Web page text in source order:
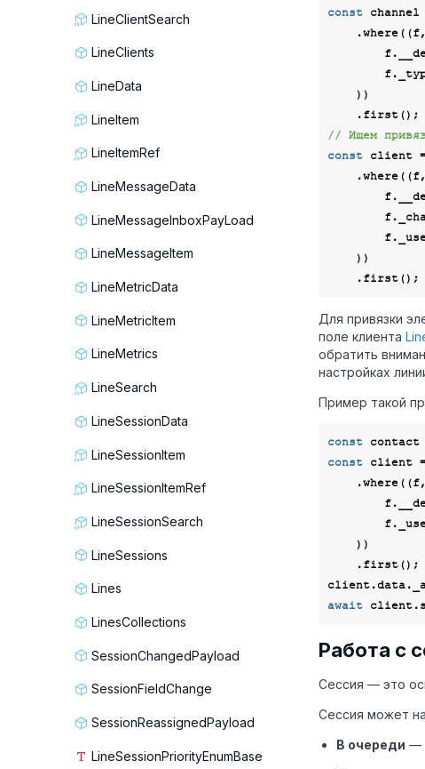
LineClientSearch
LineClients
LineData
LineItem
LineItemRef
LineMessageData
LineMessageInboxPayLoad
LineMessageItem
LineMetricData
LineMetricItem
LineMetrics
LineSearch
LineSessionData
LineSessionItem
LineSessionItemRef
LineSessionSearch
LineSessions
Lines
LinesCollections
SessionChangedPayload
SessionFieldChange
SessionReassignedPayload
LineSessionPriorityEnumBase
const channel
    .where(
(
// Ищем
const client
    .where(
(
Для привязки
поле клиента
обратить
настройках
Пример такой
const
const client
    .where(
(
await
Работа с
Сессия — это
Сессия может
В очереди —